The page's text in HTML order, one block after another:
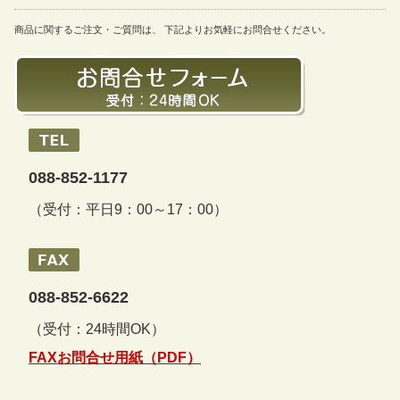
商品に関するご注文・ご質問は、 下記よりお気軽にお問合せください。
088-852-1177
（受付：平日9：00～17：00）
088-852-6622
（受付：24時間OK）
FAXお問合せ用紙（PDF）